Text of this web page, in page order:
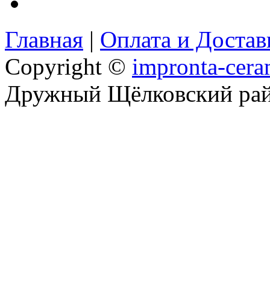
Главная | Оплата и
Copyright © impronta-
Дружный Щёлковский